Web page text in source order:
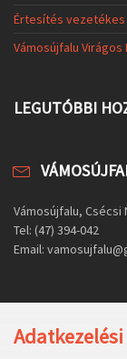
Értesítés
Vámosújfalu Virágos
LEGUTÓBBI
Vámosújfalu, Csécsi
Tel: (47) 394-042
Email: